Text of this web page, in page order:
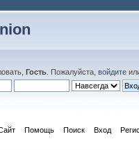
Гость. Пожалуйста, войдите
Помощь Поиск Вход